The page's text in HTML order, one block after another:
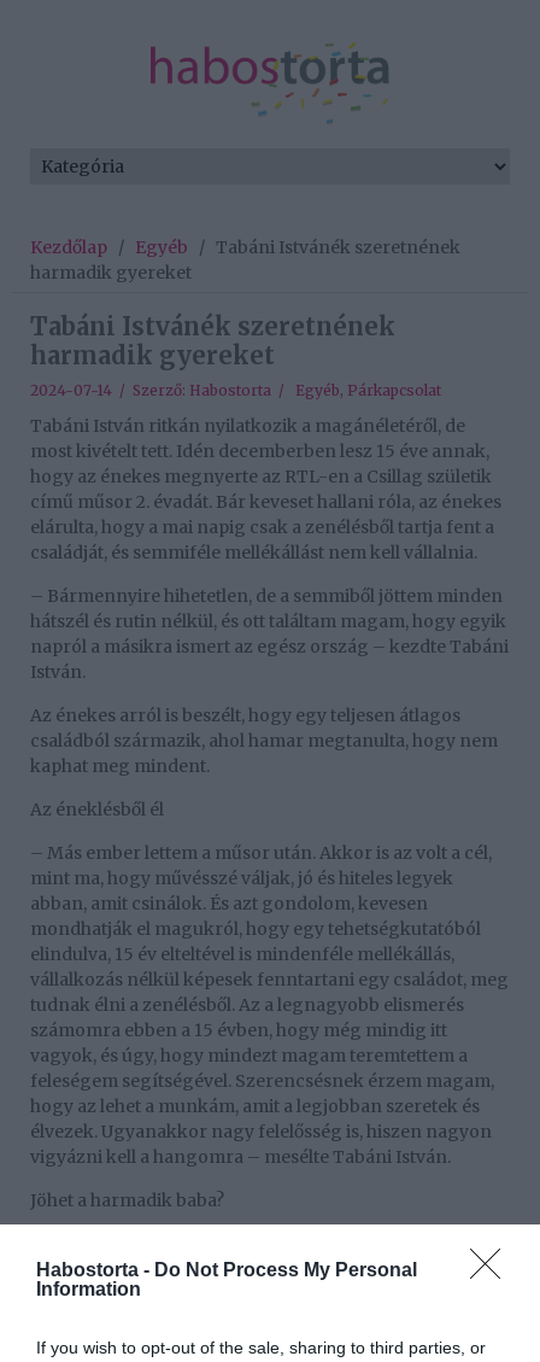
Habostorta - Do Not Process My Personal
Information
If you wish to opt-out of the sale, sharing to third parties, or
Kezdőlap / Egyéb / Tabáni Istvánék szeretnének
harmadik gyereket
Tabáni Istvánék szeretnének
harmadik gyereket
2024-07-14 / Szerző: Habostorta / Egyéb, Párkapcsolat
Tabáni István ritkán nyilatkozik a magánéletéről, de
most kivételt tett. Idén decemberben lesz 15 éve annak,
hogy az énekes megnyerte az RTL-en a Csillag születik
című műsor 2. évadát. Bár keveset hallani róla, az énekes
elárulta, hogy a mai napig csak a zenélésből tartja fent a
családját, és semmiféle mellékállást nem kell vállalnia.
– Bármennyire hihetetlen, de a semmiből jöttem minden
hátszél és rutin nélkül, és ott találtam magam, hogy egyik
napról a másikra ismert az egész ország – kezdte Tabáni
István.
Az énekes arról is beszélt, hogy egy teljesen átlagos
családból származik, ahol hamar megtanulta, hogy nem
kaphat meg mindent.
Az éneklésből él
– Más ember lettem a műsor után. Akkor is az volt a cél,
mint ma, hogy művésszé váljak, jó és hiteles legyek
abban, amit csinálok. És azt gondolom, kevesen
mondhatják el magukról, hogy egy tehetségkutatóból
elindulva, 15 év elteltével is mindenféle mellékállás,
vállalkozás nélkül képesek fenntartani egy családot, meg
tudnak élni a zenélésből. Az a legnagyobb elismerés
számomra ebben a 15 évben, hogy még mindig itt
vagyok, és úgy, hogy mindezt magam teremtettem a
feleségem segítségével. Szerencsésnek érzem magam,
hogy az lehet a munkám, amit a legjobban szeretek és
élvezek. Ugyanakkor nagy felelősség is, hiszen nagyon
vigyázni kell a hangomra – mesélte Tabáni István.
Jöhet a harmadik baba?
szeretetben nevelik két fiúgyermeküket. Az énekes
azonban elárulta, hogy küzdelmesek a napjaik, és egy
örülnének egy kislánynak.